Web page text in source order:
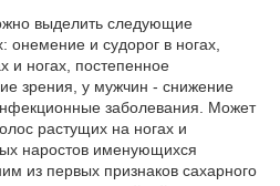
выделить следующие
и судорог в ногах,
и ногах, постепенное
зрения, у мужчин - снижение
заболевания. Может
растущих на ногах и
наростов именующихся
из первых признаков сахарного